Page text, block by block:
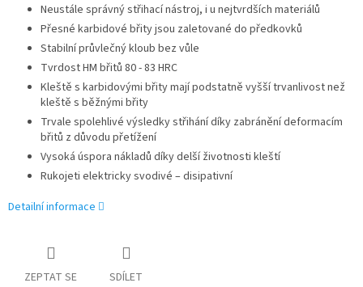
Neustále správný střihací nástroj, i u nejtvrdších materiálů
Přesné karbidové břity jsou zaletované do předkovků
Stabilní průvlečný kloub bez vůle
Tvrdost HM břitů 80 - 83 HRC
Kleště s karbidovými břity mají podstatně vyšší trvanlivost než
kleště s běžnými břity
Trvale spolehlivé výsledky střihání díky zabránění deformacím
břitů z důvodu přetížení
Vysoká úspora nákladů díky delší životnosti kleští
Rukojeti elektricky svodivé – disipativní
Detailní informace
ZEPTAT SE SDÍLET